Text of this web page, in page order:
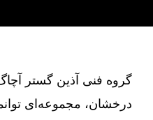
درخشان، مجموعه‌ای